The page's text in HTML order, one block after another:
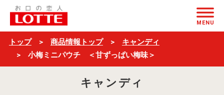
小
梅
ミ
パ
MENU
トップ 商品情報トップ
キャンディ
小梅ミニパウチ ＜甘ずっぱい梅味＞
キャンディ